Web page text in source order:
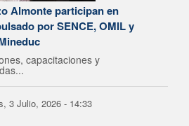
Almonte participan en
por SENCE, OMIL y
capacitaciones y
3 Julio, 2026 - 14:33